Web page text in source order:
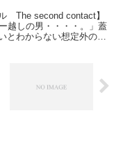
The second contact】
越しの男・・・・。」蓋
とわからない想定外の